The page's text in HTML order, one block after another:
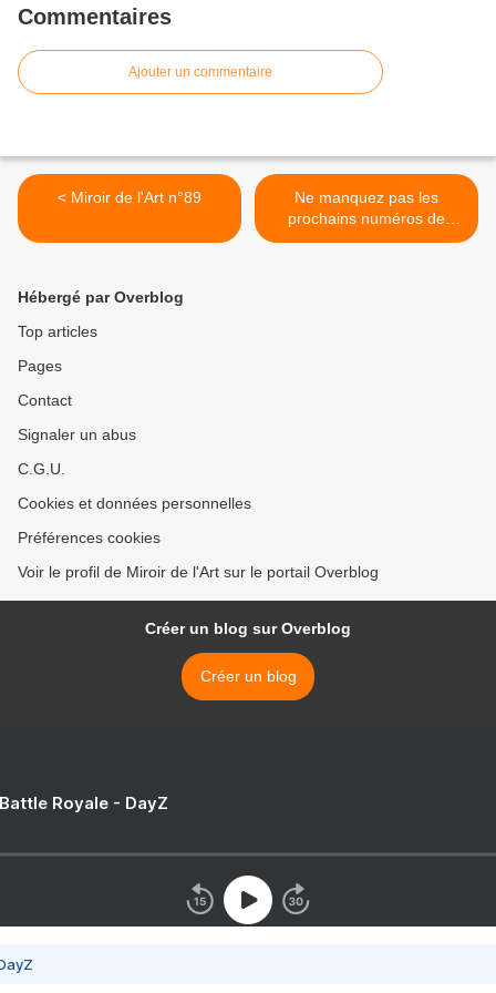
Commentaires
Ajouter un commentaire
< Miroir de l'Art n°89
Ne manquez pas les
prochains numéros de
Miroir de l'Art ! >
Hébergé par Overblog
Top articles
Pages
Contact
Signaler un abus
C.G.U.
Cookies et données personnelles
Préférences cookies
Voir le profil de Miroir de l'Art sur le portail Overblog
Créer un blog sur Overblog
Créer un blog
Royale - DayZ